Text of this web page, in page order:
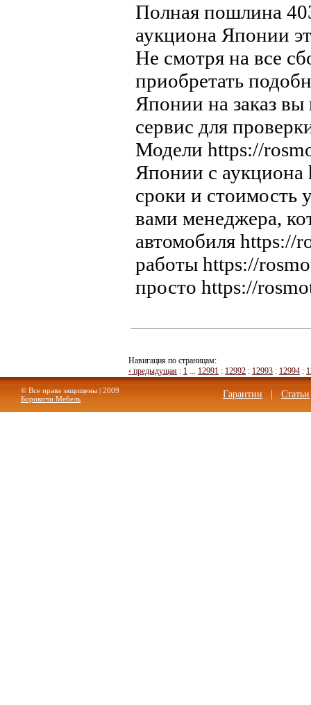
Полная пошлина
аукциона Японии
Не смотря на все
приобретать
Японии на заказ
сервис для
Модели https://
Японии с
сроки и стоимость
вами менеджера,
автомобиля https://
работы https://
просто https://
Навигация по страницам:
‹ предыдущая : 1 ... 12991 : 12992 : 12993 : 12994 :
© Все права защищены | 2009
Боровичи Мебель
Гарантии Статьи